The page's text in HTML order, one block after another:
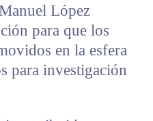
López
para que los
en la esfera
para investigación